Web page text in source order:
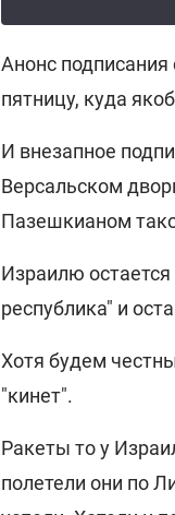
Анонс
пятницу, куда
И внезапное
Версальском
Пазешкианом
Израилю
республика" и
Хотя будем
"кинет".
Ракеты то у
полетели они по